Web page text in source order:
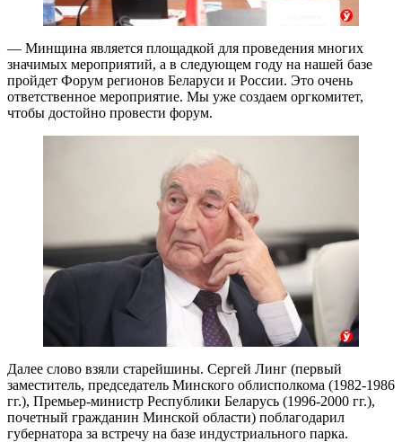
— Минщина является площадкой для проведения многих
значимых мероприятий, а в следующем году на нашей базе
пройдет Форум регионов Беларуси и России. Это очень
ответственное мероприятие. Мы уже создаем оргкомитет,
чтобы достойно провести форум.
Далее слово взяли старейшины. Сергей Линг (первый
заместитель, председатель Минского облисполкома (1982-1986
гг.), Премьер-министр Республики Беларусь (1996-2000 гг.),
почетный гражданин Минской области) поблагодарил
губернатора за встречу на базе индустриального парка.